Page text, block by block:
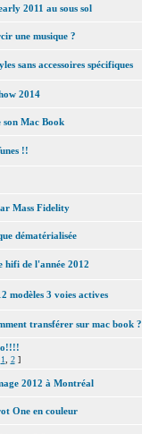
2011 au sous sol
une musique ?
sans accessoires spécifiques
2014
Mac Book
!!
Mass Fidelity
dématérialisée
hifi de l'année 2012
modèles 3 voies actives
transférer sur mac book ?
1 2]
2012 à Montréal
One en couleur